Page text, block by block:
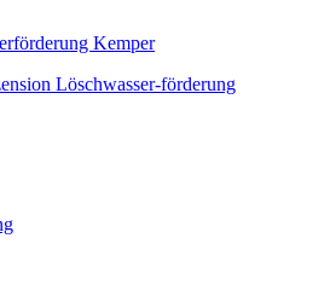
Löschwasser-förderung